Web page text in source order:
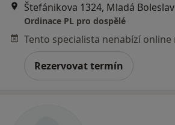
Štefánikova 1324, Mladá Boleslav
Ordinace PL pro dospělé
Rezervovat termín